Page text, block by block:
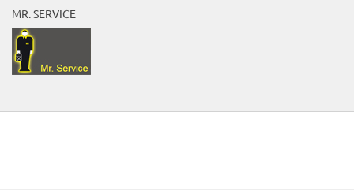
MR. SERVICE